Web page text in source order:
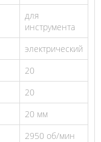
для
инструмента
электрический
20
20
20 мм
2950 об/мин